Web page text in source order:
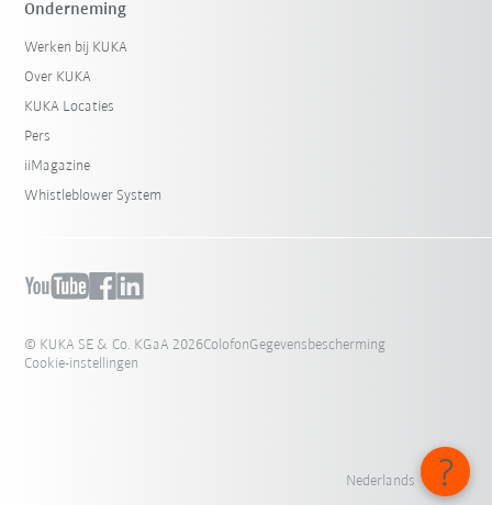
Onderneming
Werken bij KUKA
Over KUKA
KUKA Locaties
Pers
iiMagazine
Whistleblower System
© KUKA SE & Co. KGaA 2026ColofonGegevensbescherming
Cookie-instellingen
Nederlands - België